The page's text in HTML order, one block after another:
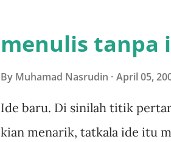
memotret sisi lain dari
menyemut di pintu masuk.
gesit, memotong jalan
segera masuk pintu. Yang
menulis tanpa
By Muhamad Nasrudin April 05,
Ide baru. Di sinilah titik
kian menarik, tatkala ide itu